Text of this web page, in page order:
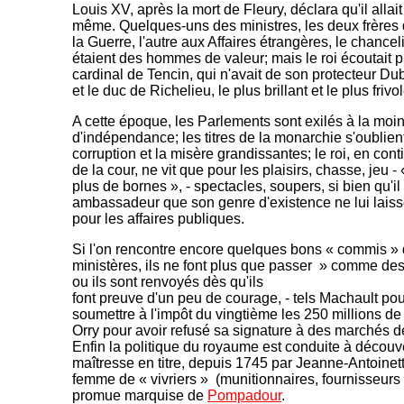
Louis XV, après la mort de Fleury, déclara qu'il
même. Quelques-uns des ministres, les deux
la Guerre, l'autre aux Affaires étrangères, le
étaient des hommes de valeur; mais le roi écoutait
cardinal de Tencin, qui n'avait de son protecteur
et le duc de Richelieu, le plus brillant et le plus
A cette époque, les Parlements sont exilés à la
d'indépendance; les titres de la monarchie
corruption et la misère grandissantes; le roi, en
de la cour, ne vit que pour les plaisirs, chasse, jeu -
plus de bornes », - spectacles, soupers, si bien
ambassadeur que son genre d'existence ne lui
pour les affaires publiques.
Si l'on rencontre encore quelques bons « commis »
ministères, ils ne font plus que passer » comme
ou ils sont renvoyés dès qu'ils
font preuve d'un peu de courage, - tels Machault
soumettre à l'impôt du vingtième les 250 millions
Orry pour avoir refusé sa signature à des marchés
Enfin la politique du royaume est conduite à
maîtresse en titre, depuis 1745 par Jeanne-
femme de « vivriers » (munitionnaires, fournisseurs
promue marquise de Pompadour.